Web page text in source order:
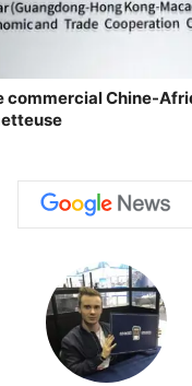
commercial Chine-